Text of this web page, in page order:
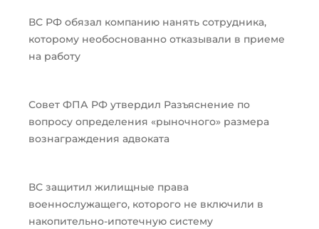
ВС РФ обязал компанию нанять сотрудника,
которому необоснованно отказывали в приеме
на работу
Совет ФПА РФ утвердил Разъяснение по
вопросу определения «рыночного» размера
вознаграждения адвоката
ВС защитил жилищные права
военнослужащего, которого не включили в
накопительно-ипотечную систему